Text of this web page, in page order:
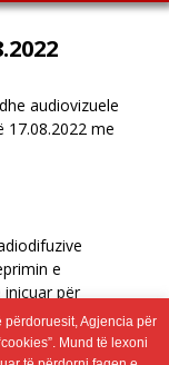
audiovizuele
17.08.2022 me
e
për
Agjencia për
Mund të lexoni